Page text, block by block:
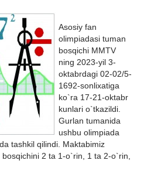
Asosiy fan
olimpiadasi tuman
bosqichi MMTV
ning 2023-yil 3-
oktabrdagi 02-02/5-
1692-sonlixatiga
ko`ra 17-21-oktabr
kunlari o`tkazildi.
Gurlan tumanida
ushbu olimpiada
tashkil qilindi. Maktabimiz
2 ta 1-o`rin, 1 ta 2-o`rin,